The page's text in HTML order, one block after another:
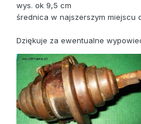
wys. ok 9,5 cm
średnica w najszerszym miejscu
Dziękuje za ewentualne